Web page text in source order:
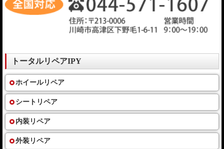
トータルリペアIPY
ホイールリペア
シートリペア
内装リペア
外装リペア